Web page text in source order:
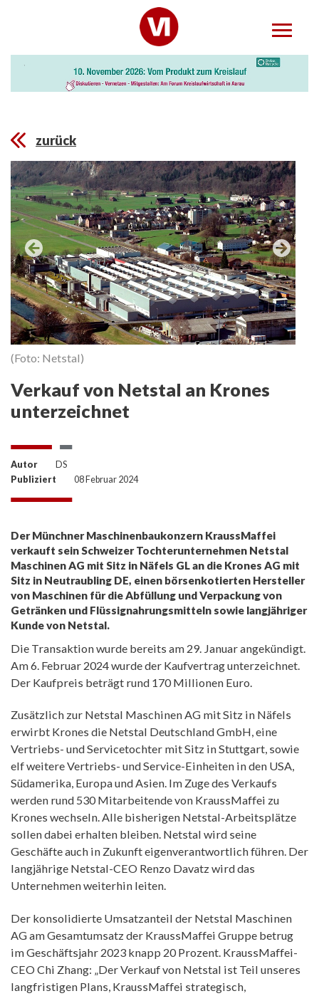
zurück
(Foto: Netstal)
Verkauf von Netstal an Krones
unterzeichnet
Autor
DS
Publiziert
08 Februar 2024
Der Münchner Maschinenbaukonzern KraussMaffei
verkauft sein Schweizer Tochterunternehmen Netstal
Maschinen AG mit Sitz in Näfels GL an die Krones AG mit
Sitz in Neutraubling DE, einen börsenkotierten Hersteller
von Maschinen für die Abfüllung und Verpackung von
Getränken und Flüssignahrungsmitteln sowie langjähriger
Kunde von Netstal.
Die Transaktion wurde bereits am 29. Januar angekündigt.
Am 6. Februar 2024 wurde der Kaufvertrag unterzeichnet.
Der Kaufpreis beträgt rund 170 Millionen Euro.
Zusätzlich zur Netstal Maschinen AG mit Sitz in Näfels
erwirbt Krones die Netstal Deutschland GmbH, eine
Vertriebs- und Servicetochter mit Sitz in Stuttgart, sowie
elf weitere Vertriebs- und Service-Einheiten in den USA,
Südamerika, Europa und Asien. Im Zuge des Verkaufs
werden rund 530 Mitarbeitende von KraussMaffei zu
Krones wechseln. Alle bisherigen Netstal-Arbeitsplätze
sollen dabei erhalten bleiben. Netstal wird seine
Geschäfte auch in Zukunft eigenverantwortlich führen. Der
langjährige Netstal-CEO Renzo Davatz wird das
Unternehmen weiterhin leiten.
Der konsolidierte Umsatzanteil der Netstal Maschinen
AG am Gesamtumsatz der KraussMaffei Gruppe betrug
im Geschäftsjahr 2023 knapp 20 Prozent. KraussMaffei-
CEO Chi Zhang: „Der Verkauf von Netstal ist Teil unseres
langfristigen Plans, KraussMaffei strategisch,